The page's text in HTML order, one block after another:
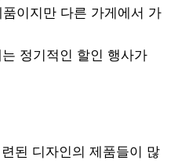
이지만 다른 가게에서 가
정기적인 할인 행사가
된 디자인의 제품들이 많